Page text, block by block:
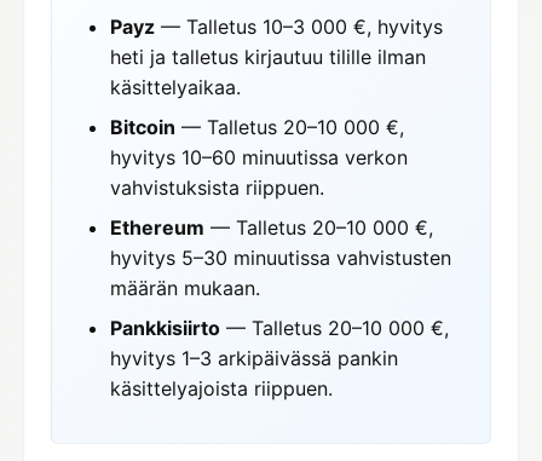
Payz — Talletus 10–3 000 €, hyvitys
heti ja talletus kirjautuu tilille ilman
käsittelyaikaa.
Bitcoin — Talletus 20–10 000 €,
hyvitys 10–60 minuutissa verkon
vahvistuksista riippuen.
Ethereum — Talletus 20–10 000 €,
hyvitys 5–30 minuutissa vahvistusten
määrän mukaan.
Pankkisiirto — Talletus 20–10 000 €,
hyvitys 1–3 arkipäivässä pankin
käsittelyajoista riippuen.